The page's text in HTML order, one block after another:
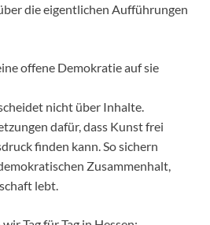
die eigentlichen Aufführungen
offene Demokratie auf sie
nicht über Inhalte.
dafür, dass Kunst frei
finden kann. So sichern
Zusammenhalt,
lebt.